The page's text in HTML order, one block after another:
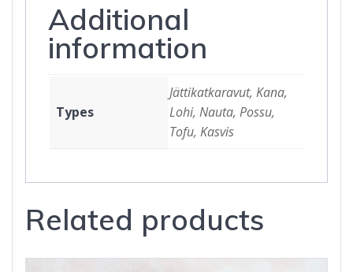
Additional
information
Types
Jättikatkaravut, Kana,
Lohi, Nauta, Possu,
Tofu, Kasvis
Related products